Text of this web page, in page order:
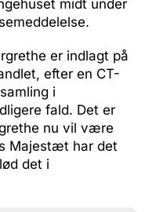
midt under
er indlagt på
efter en CT-
i
fald. Det er
nu vil være
Majestæt har det
det i